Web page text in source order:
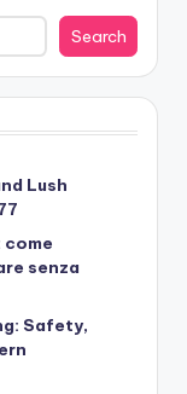
Search
Lush
come
senza
Safety,